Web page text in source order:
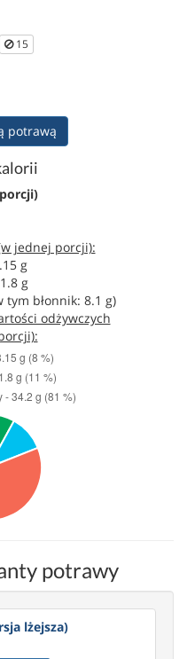
15
potrawą
jednej porcji):
g
g
tym błonnik: 8.1 g)
odżywczych
potrawy
lżejsza)